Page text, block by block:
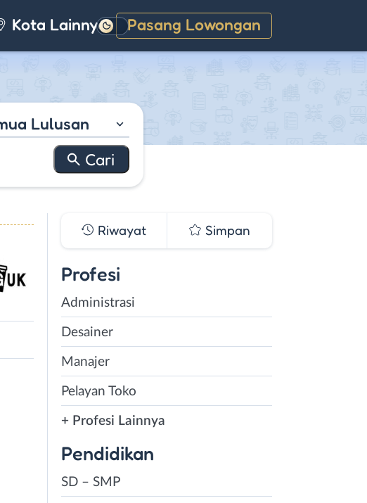
Kota Lainnya Pasang Lowongan
Gelap
Lulusan
Riwayat Simpan
Profesi
Administrasi
Desainer
Manajer
Pelayan Toko
+ Profesi Lainnya
Pendidikan
SD – SMP